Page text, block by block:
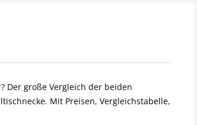
Der große Vergleich der beiden
Mit Preisen, Vergleichstabelle,